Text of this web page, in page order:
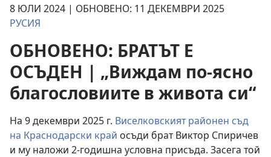
8 ЮЛИ 2024 | ОБНОВЕНО: 11 ДЕКЕМВРИ 2025
РУСИЯ
ОБНОВЕНО: БРАТЪТ Е
ОСЪДЕН | „Виждам по-ясно
благословиите в живота си“
На 9 декември 2025 г. Виселковският районен съд
на Краснодарски край осъди брат Виктор Спиричев
и му наложи 2-годишна условна присъда. Засега той